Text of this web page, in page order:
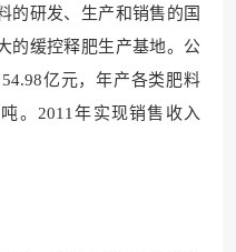
的研发、生产和销售的国
的缓控释肥生产基地。公
亿元，年产各类肥料
。2011年实现销售收入